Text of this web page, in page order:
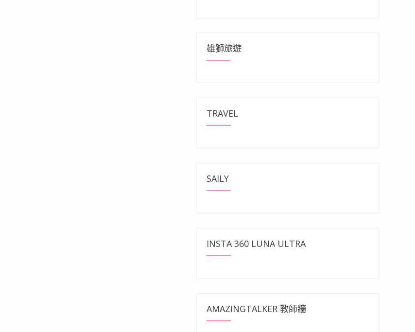
雄獅旅遊
TRAVEL
SAILY
INSTA 360 LUNA ULTRA
AMAZINGTALKER 教師牆